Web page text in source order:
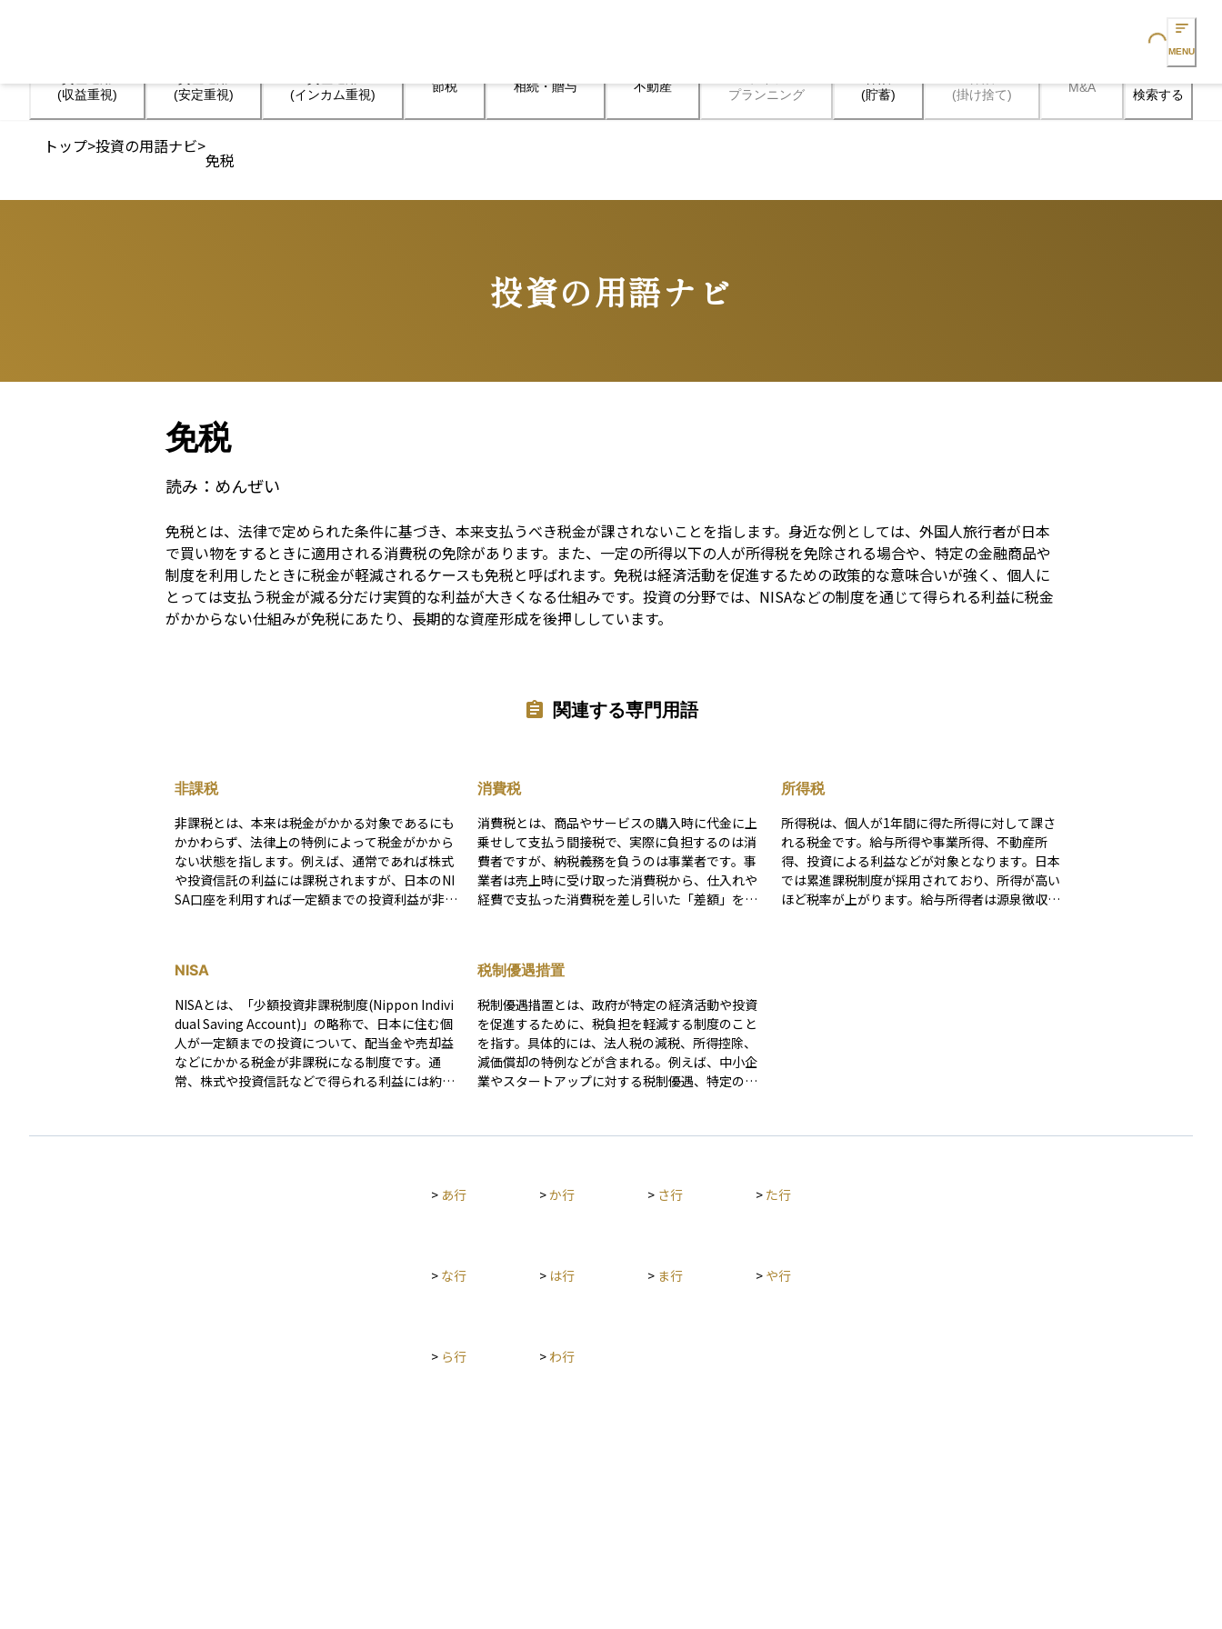
Loading...
MENU
(収益重視)
(安定重視)
(インカム重視)
節税 相続・贈与 不動産
プランニング
(貯蓄)
(掛け捨て)
M&A 検索する
トップ>投資の用語ナビ>
免税
投資の用語ナビ
Terms
免税
読み： めんぜい
免税とは、法律で定められた条件に基づき、本来支払うべき税金が課されないことを指します。身近な例としては、外国人旅行者が日本
で買い物をするときに適用される消費税の免除があります。また、一定の所得以下の人が所得税を免除される場合や、特定の金融商品や
制度を利用したときに税金が軽減されるケースも免税と呼ばれます。免税は経済活動を促進するための政策的な意味合いが強く、個人に
とっては支払う税金が減る分だけ実質的な利益が大きくなる仕組みです。投資の分野では、NISAなどの制度を通じて得られる利益に税金
がかからない仕組みが免税にあたり、長期的な資産形成を後押ししています。
関連する専門用語
非課税
非課税とは、本来は税金がかかる対象であるにも
かかわらず、法律上の特例によって税金がかから
ない状態を指します。例えば、通常であれば株式
や投資信託の利益には課税されますが、日本のNI
SA口座を利用すれば一定額までの投資利益が非課
意味が異なります。資産運用では非課税制度を活
用することで、効率的に手取りを増やすことがで
きるため、初心者にとっても理解しておきたい重
要な考え方です。
消費税
消費税とは、商品やサービスの購入時に代金に上
乗せして支払う間接税で、実際に負担するのは消
費者ですが、納税義務を負うのは事業者です。事
業者は売上時に受け取った消費税から、仕入れや
経費で支払った消費税を差し引いた「差額」を、
酒類を除く）や定期購読の新聞には軽減税率8％
が適用されるなど、複数税率が併存しています。
また、土地の譲渡や住宅の家賃、医療・教育サー
ビスなどは非課税とされ、給与や寄付など対価を
伴わないものは不課税です。さらに、輸出取引や
国際輸送は税率0％の「輸出免税」として扱われ
ます。 2023年10月からは「インボイス制度（適
者との取引では仕入税額控除ができなくなるな
ど、取引実務への影響も生じています。 家計管理
に軽減税率の対象や非課税取引の有無を把握して
所得税
所得税は、個人が1年間に得た所得に対して課さ
れる税金です。給与所得や事業所得、不動産所
得、投資による利益などが対象となります。日本
では累進課税制度が採用されており、所得が高い
ほど税率が上がります。給与所得者は源泉徴収に
NISA
NISAとは、「少額投資非課税制度(Nippon Indivi
dual Saving Account)」の略称で、日本に住む個
人が一定額までの投資について、配当金や売却益
などにかかる税金が非課税になる制度です。通
常、株式や投資信託などで得られる利益には約2
ができます。2024年からは新しいNISA制度が始
限化されました。年間の投資枠や口座の開設先は
税制優遇措置
税制優遇措置とは、政府が特定の経済活動や投資
を促進するために、税負担を軽減する制度のこと
を指す。具体的には、法人税の減税、所得控除、
減価償却の特例などが含まれる。例えば、中小企
業やスタートアップに対する税制優遇、特定の産
拡大を図ることができる。政策目的に応じて適用
> あ行 >か行 > さ行 > た行
> な行 > は行 > ま行 > や行
> ら行 > わ行